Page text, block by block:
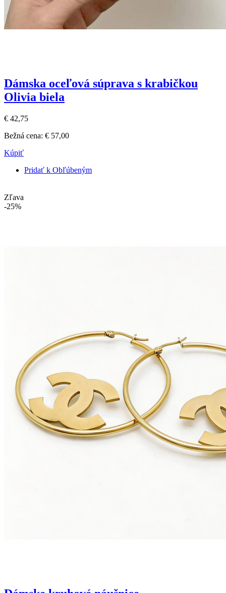
Dámska oceľová súprava s krabičkou
Olivia biela
€ 42,75
Bežná cena: € 57,00
Kúpiť
Pridať k Obľúbeným
Zľava
-25%